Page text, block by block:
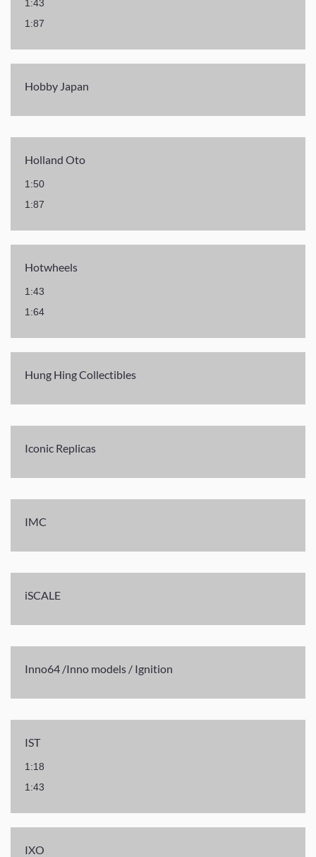
1:43
1:87
Hobby Japan
Holland Oto
1:50
1:87
Hotwheels
1:43
1:64
Hung Hing Collectibles
Iconic Replicas
IMC
iSCALE
Inno64 /Inno models / Ignition
IST
1:18
1:43
IXO